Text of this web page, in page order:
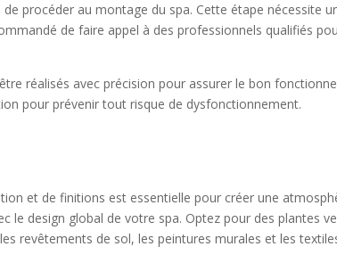
procéder au montage du spa. Cette étape nécessite
de faire appel à des professionnels qualifiés
réalisés avec précision pour assurer le bon
pour prévenir tout risque de dysfonctionnement.
et de finitions est essentielle pour créer une
le design global de votre spa. Optez pour des plantes
revêtements de sol, les peintures murales et les